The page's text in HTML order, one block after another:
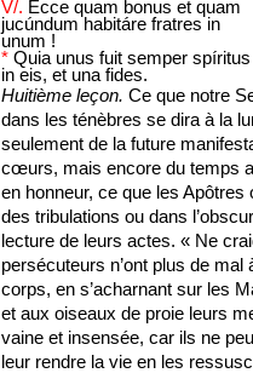
V/. Ecce quam bonus et quam
jucúndum habitáre fratres in
unum !
* Quia unus fuit semper spíritus
in eis, et una fides.
Huitième leçon. Ce que notre
dans les ténèbres se dira à la
seulement de la future
cœurs, mais encore du temps
en honneur, ce que les Apôtres
des tribulations ou dans
lecture de leurs actes. « Ne
persécuteurs n’ont plus de
corps, en s’acharnant sur les
et aux oiseaux de proie leurs
vaine et insensée, car ils ne
leur rendre la vie en les